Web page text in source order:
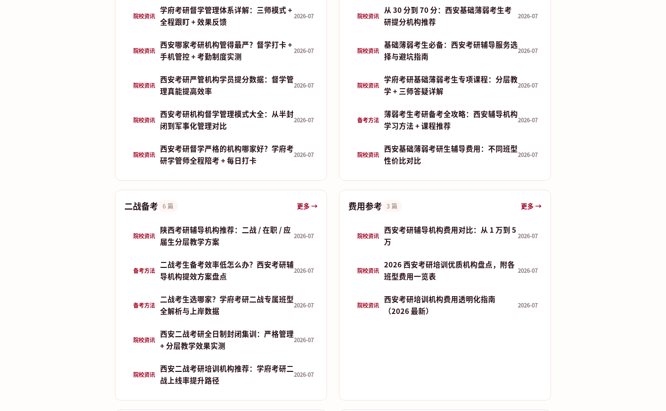
院校资讯
学府考研督学管理体系详解：三师模式 +
全程跟盯 + 效果反馈
2026-07
院校资讯
西安哪家考研机构管得最严？督学打卡 +
手机管控 + 考勤制度实测
2026-07
院校资讯
西安考研严管机构学员提分数据：督学管
理真能提高效率
2026-07
院校资讯
西安考研机构督学管理模式大全：从半封
闭到军事化管理对比
2026-07
院校资讯
西安考研督学严格的机构哪家好？学府考
研学管师全程陪考 + 每日打卡
2026-07
院校资讯
从 30 分到 70 分：西安基础薄弱考生考
研提分机构推荐
2026-07
院校资讯
基础薄弱考生必备：西安考研辅导服务选
择与避坑指南
2026-07
院校资讯
学府考研基础薄弱考生专项课程：分层教
学 + 三师答疑详解
2026-07
备考方法
薄弱考生考研备考全攻略：西安辅导机构
学习方法 + 课程推荐
2026-07
院校资讯
西安基础薄弱考研生辅导费用：不同班型
性价比对比
2026-07
二战备考 6 篇 更多 →
院校资讯
陕西考研辅导机构推荐：二战 / 在职 / 应
届生分层教学方案
2026-07
备考方法
二战考生备考效率低怎么办？西安考研辅
导机构提效方案盘点
2026-07
备考方法
二战考生选哪家？学府考研二战专属班型
全解析与上岸数据
2026-07
院校资讯
西安二战考研全日制封闭集训：严格管理
+ 分层教学效果实测
2026-07
院校资讯
西安二战考研培训机构推荐：学府考研二
战上线率提升路径
2026-07
费用参考 3 篇 更多 →
院校资讯
西安考研辅导机构费用对比：从 1 万到 5
万
2026-07
院校资讯
2026 西安考研培训优质机构盘点，附各
班型费用一览表
2026-07
院校资讯
西安考研培训机构费用透明化指南
（2026 最新）
2026-07